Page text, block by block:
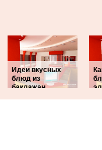
Идеи вкусных
блюд из
баклажан